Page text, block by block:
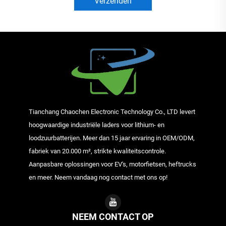
Tianchang Chaochen Electronic Technology Co., LTD levert
hoogwaardige industriële laders voor lithium- en
loodzuurbatterijen. Meer dan 15 jaar ervaring in OEM/ODM,
fabriek van 20.000 m², strikte kwaliteitscontrole.
Aanpasbare oplossingen voor EV's, motorfietsen, heftrucks
en meer. Neem vandaag nog contact met ons op!
NEEM CONTACT OP